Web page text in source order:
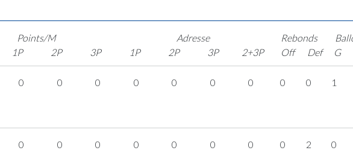
Points/M
1P 2P 3P
Adresse
1P
2P 3P 2+3P
Rebonds
Off
Def
G
0 0 0 0 0 0 0 0 0 1
0 0 0 0 0 0 0 0 2 0